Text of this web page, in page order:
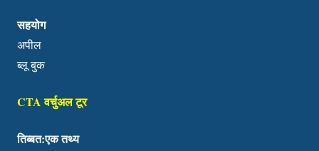
सहयोग
अपील
ब्लू बुक
CTA वर्चुअल टूर
तिब्बत:एक तथ्य